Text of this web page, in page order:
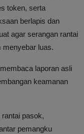
token, serta
berlapis dan
agar serangan rantai
menyebar luas.
laporan asli
keamanan
pasok,
pemangku